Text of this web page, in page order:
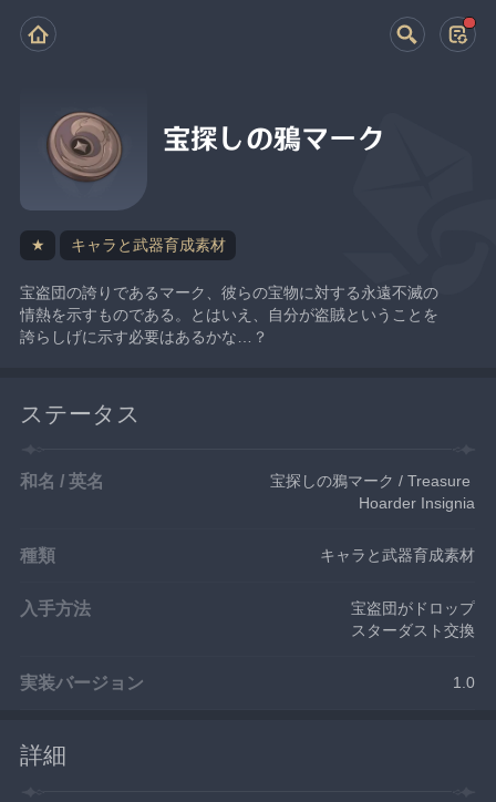
宝探しの鴉マーク
★ キャラと武器育成素材
宝盗団の誇りであるマーク、彼らの宝物に対する永遠不滅の
情熱を示すものである。とはいえ、自分が盗賊ということを
誇らしげに示す必要はあるかな…？
ステータス
和名 / 英名
宝探しの鴉マーク / Treasure
Hoarder Insignia
種類 キャラと武器育成素材
入手方法
宝盗団がドロップ
スターダスト交換
実装バージョン 1.0
詳細